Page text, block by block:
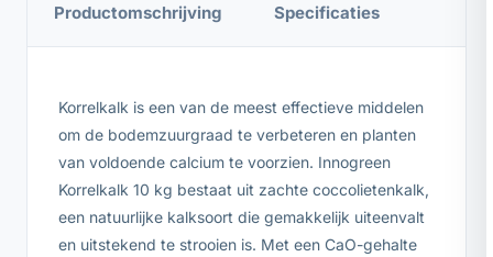
Productomschrijving Specificaties
Korrelkalk is een van de meest effectieve middelen
om de bodemzuurgraad te verbeteren en planten
van voldoende calcium te voorzien. Innogreen
Korrelkalk 10 kg bestaat uit zachte coccolietenkalk,
een natuurlijke kalksoort die gemakkelijk uiteenvalt
en uitstekend te strooien is. Met een CaO-gehalte